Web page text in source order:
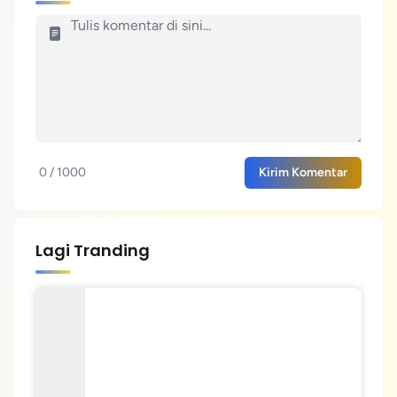
0 / 1000 Kirim Komentar
Lagi Tranding